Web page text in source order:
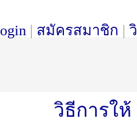
| สมัครสมาชิก |
วิธีการให้